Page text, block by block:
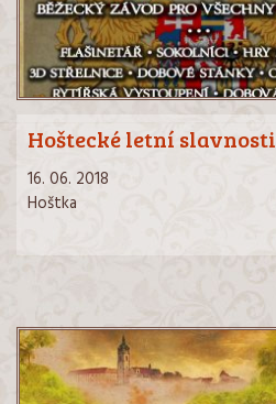
Hoštecké letní slavnosti
16. 06. 2018
Hoštka